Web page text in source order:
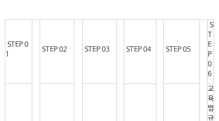
STEP 0
1
STEP 02 STEP 03 STEP 04 STEP 05
S
T
E
P
0
6
교
육
법
규